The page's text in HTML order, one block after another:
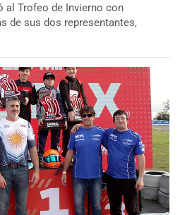
al Trofeo de Invierno con
de sus dos representantes,